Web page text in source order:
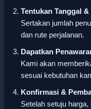
Tentukan Tanggal &
Sertakan jumlah
dan rute perjalanan.
Dapatkan
Kami akan
sesuai kebutuhan
Konfirmasi &
Setelah setuju